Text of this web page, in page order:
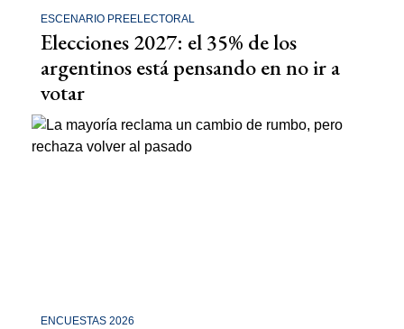
ESCENARIO PREELECTORAL
Elecciones 2027: el 35% de los
argentinos está pensando en no ir a
votar
ENCUESTAS 2026